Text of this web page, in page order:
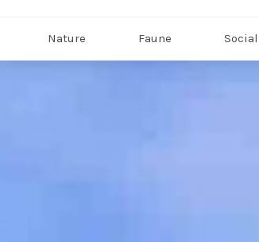
BROCHURE CAPTAIN
ARCTIC 2027
Nature Faune